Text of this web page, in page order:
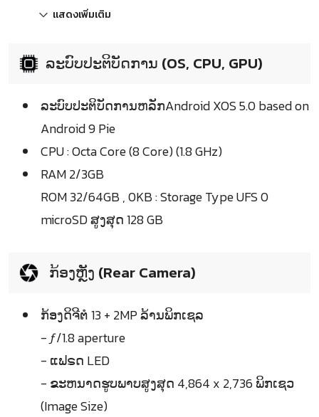
แสดงเพิ่มเติม
ລະບົບປະຕິບັດການ (OS, CPU, GPU)
ລະບົບປະຕິບັດການຫລັກAndroid XOS 5.0 based on
Android 9 Pie
CPU : Octa Core (8 Core) (1.8 GHz)
RAM 2/3GB
ROM 32/64GB , 0KB : Storage Type UFS 0
microSD ສູງສຸດ 128 GB
ກ້ອງຫຼັງ (Rear Camera)
ກ້ອງດິຈີຕໍ 13 + 2MP ລ້ານພິກເຊລ
- ƒ/1.8 aperture
- ແຟຣດ LED
- ຂະຫນາດຮູບພາບສູງສຸດ 4,864 x 2,736 ພິກເຊວ
(Image Size)